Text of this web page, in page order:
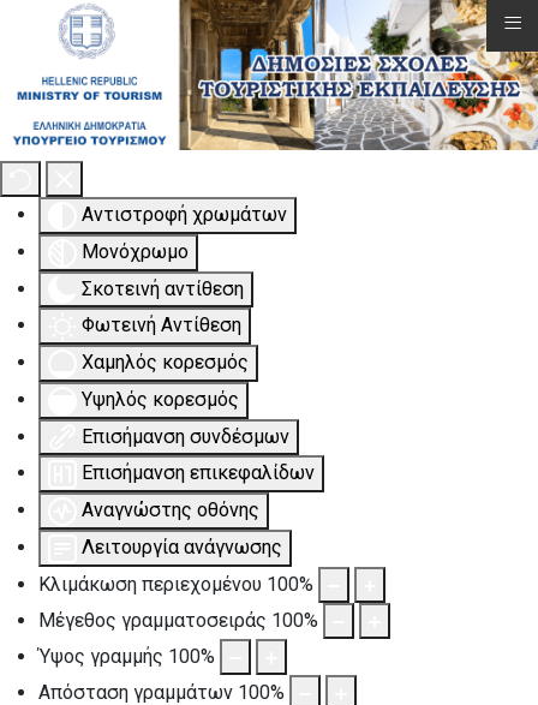
Εργαλειοθήκη Προσβασιμότητας
Αντιστροφή χρωμάτων
Μονόχρωμο
Σκοτεινή αντίθεση
Φωτεινή Αντίθεση
Χαμηλός κορεσμός
Υψηλός κορεσμός
Επισήμανση συνδέσμων
Επισήμανση επικεφαλίδων
Αναγνώστης οθόνης
Λειτουργία ανάγνωσης
Κλιμάκωση περιεχομένου 100%
Μέγεθος γραμματοσειράς 100%
Ύψος γραμμής 100%
Απόσταση γραμμάτων 100%
≡